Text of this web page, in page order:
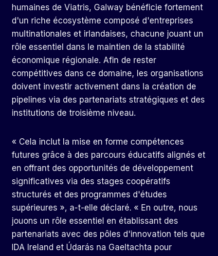
humaines de Viatris, Galway bénéficie fortement
d'un riche écosystème composé d'entreprises
multinationales et irlandaises, chacune jouant un
rôle essentiel dans le maintien de la stabilité
économique régionale. Afin de rester
compétitives dans ce domaine, les organisations
doivent investir activement dans la création de
pipelines via des partenariats stratégiques et des
institutions de troisième niveau.
« Cela inclut la mise en forme compétences
futures grâce à des parcours éducatifs alignés et
en offrant des opportunités de développement
significatives via des stages coopératifs
structurés et des programmes d'études
supérieures », a-t-elle déclaré. « En outre, nous
jouons un rôle essentiel en établissant des
partenariats avec des pôles d'innovation tels que
IDA Ireland et Údarás na Gaeltachta pour